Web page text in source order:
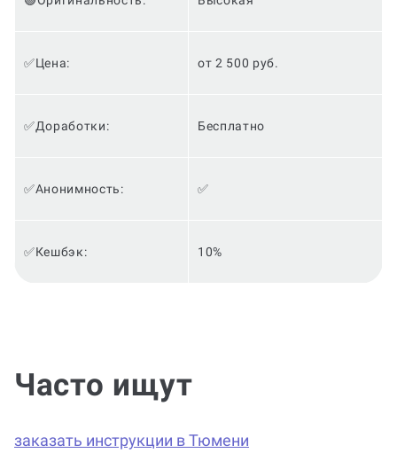
✅Цена: от 2 500 руб.
✅Доработки: Бесплатно
✅Анонимность: ✅
✅Кешбэк: 10%
Часто ищут
заказать инструкции в Тюмени